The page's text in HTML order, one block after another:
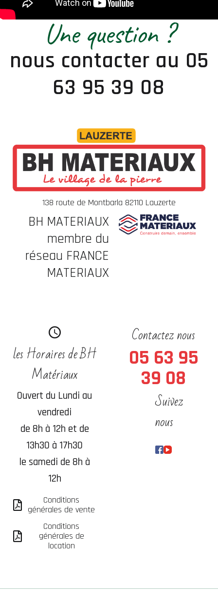
Une question ?
nous contacter au 05
63 95 39 08
138 route de Montbarla 82110 Lauzerte
BH MATERIAUX
membre du
réseau FRANCE
MATERIAUX
les Horaires de BH
Matériaux
Ouvert du Lundi au
vendredi
de 8h à 12h et de
13h30 à 17h30
le samedi de 8h à
12h
Conditions
générales de vente
Conditions
générales de
location
Contactez nous
05 63 95
39 08
Suivez
nous